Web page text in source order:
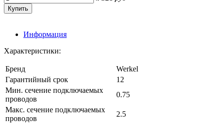
Информация
Характеристики:
Бренд
Werkel
Гарантийный срок
12
Мин. сечение подключаемых
проводов
0.75
Макс. сечение подключаемых
проводов
2.5